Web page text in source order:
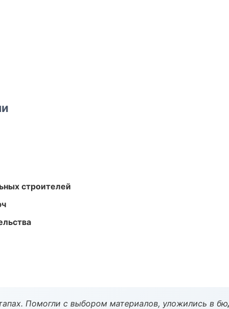
строителей
Помогли с выбором материалов, уложились в